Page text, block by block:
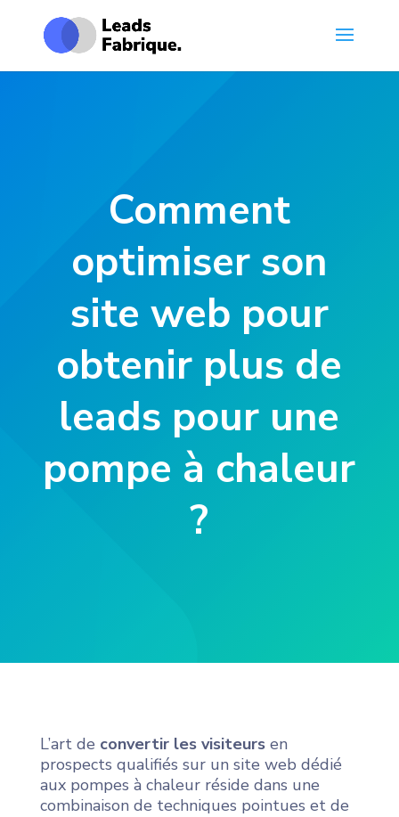
Comment
optimiser son
site web pour
obtenir plus de
leads pour une
pompe à chaleur
?
L’art de convertir les visiteursen
prospects qualifiés sur un site web dédié
aux pompes à chaleur réside dans une
combinaison de techniques pointues et de